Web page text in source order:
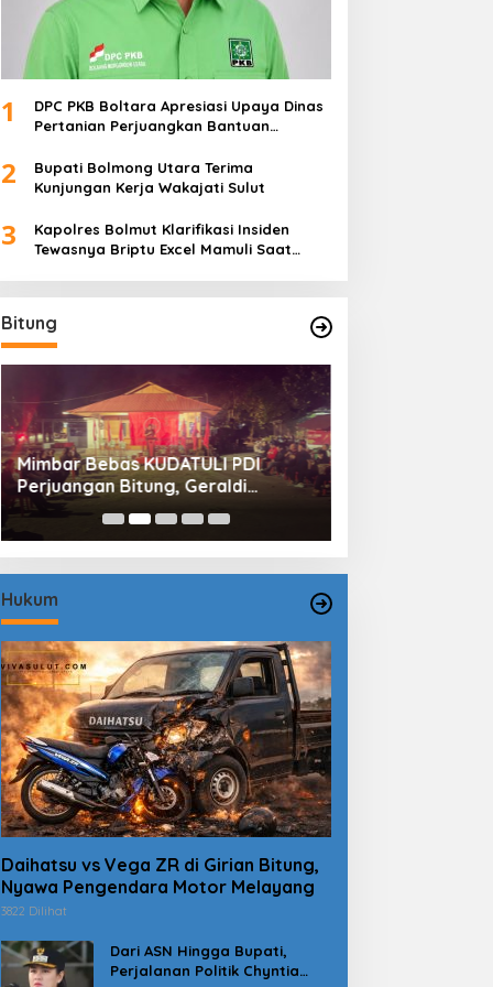
1
DPC PKB Boltara Apresiasi Upaya Dinas
Pertanian Perjuangkan Bantuan
2
Bupati Bolmong Utara Terima
Kunjungan Kerja Wakajati Sulut
3
Kapolres Bolmut Klarifikasi Insiden
Tewasnya Briptu Excel Mamuli Saat
Bitung
Mimbar Bebas KUDATULI PDI
Perjuangan Bitung, Geraldi
Mantiri: Bukan Sekedar Sejarah
Hukum
Daihatsu vs Vega ZR di Girian Bitung,
Nyawa Pengendara Motor Melayang
3822 Dilihat
Dari ASN Hingga Bupati,
Perjalanan Politik Chyntia